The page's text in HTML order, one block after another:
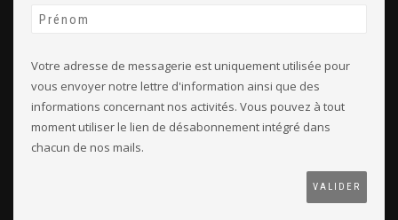
Votre adresse de messagerie est uniquement utilisée pour
vous envoyer notre lettre d'information ainsi que des
informations concernant nos activités. Vous pouvez à tout
moment utiliser le lien de désabonnement intégré dans
chacun de nos mails.